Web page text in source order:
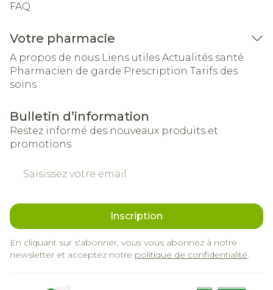
FAQ
Votre pharmacie
A propos de nous Liens utiles Actualités santé
Pharmacien de garde Prescription Tarifs des
soins
Bulletin d’information
Restez informé des nouveaux produits et
promotions
Inscription
En cliquant sur s'abonner, vous vous abonnez à notre
newsletter et acceptez notre politique de confidentialité.